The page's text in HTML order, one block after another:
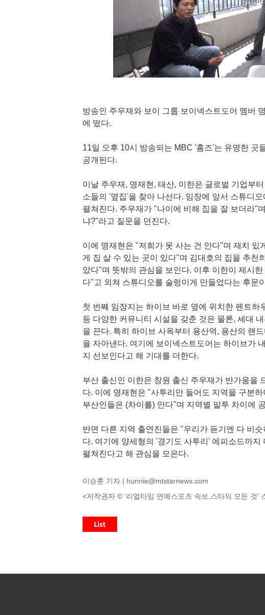
방송인 주우재와 보이 그룹 보이넥스트도어 멤버
에 떴다.
11일 오후 10시 방송되는 MBC '홈즈'는 유명한 곳
공개된다.
이날 주우재, 명재현, 태산, 이한은 글로벌 기업부
소들의 '옆집'을 찾아 나선다. 임장에 앞서 스튜디
펼쳐진다. 주우재가 "나이에 비해 집을 잘 보더라"
냐?"라고 질문을 던진다.
이에 명재현은 "저희가 못 사는 건 안다"며 재치
게 집 살 수 있는 곳이 있다"며 김대호의 집을 추천
았다"며 뜻밖의 관심을 보인다. 이후 이한이 제시
다"고 외쳐 스튜디오를 술렁이게 만들었다는 후문
첫 번째 임장지는 하이브 바로 옆에 위치한 펜트
등 다양한 커뮤니티 시설을 갖춘 것은 물론, 세대
을 끈다. 특히 하이브 사옥부터 용산역, 용산의 랜
을 자아낸다. 여기에 보이넥스트도어는 하이브가
지 선보인다고 해 기대를 더한다.
부산 출신인 이한은 창원 출신 주우재가 반가움을
다. 이에 명재현은 "사투리만 들어도 지역을 구분
부산인들은 (차이를) 안다"며 지역별 말투 차이에
반면 다른 지역 출연진들은 "우리가 듣기엔 다 비
다. 여기에 양세형의 '경기도 사투리' 에피소드까
펼쳐진다고 해 관심을 모은다.
이승훈 기자 | hunnie@mtstarnews.com
<저작권자 © ‘리얼타임 연예스포츠 속보,스타의 모든 것’